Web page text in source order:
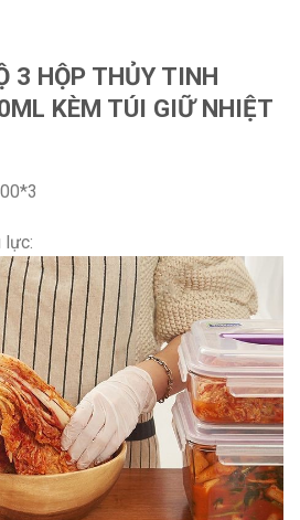
3 HỘP THỦY TINH
KÈM TÚI GIỮ NHIỆT
lực: